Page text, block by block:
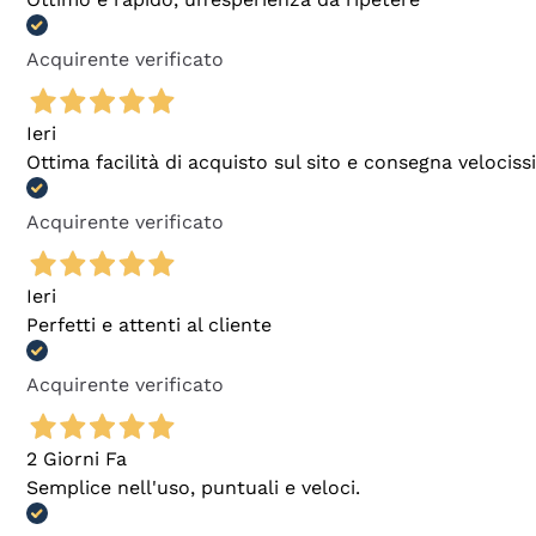
Acquirente verificato
Ieri
Ottima facilità di acquisto sul sito e consegna
Acquirente verificato
Ieri
Perfetti e attenti al cliente
Acquirente verificato
2 Giorni Fa
Semplice nell'uso, puntuali e veloci.